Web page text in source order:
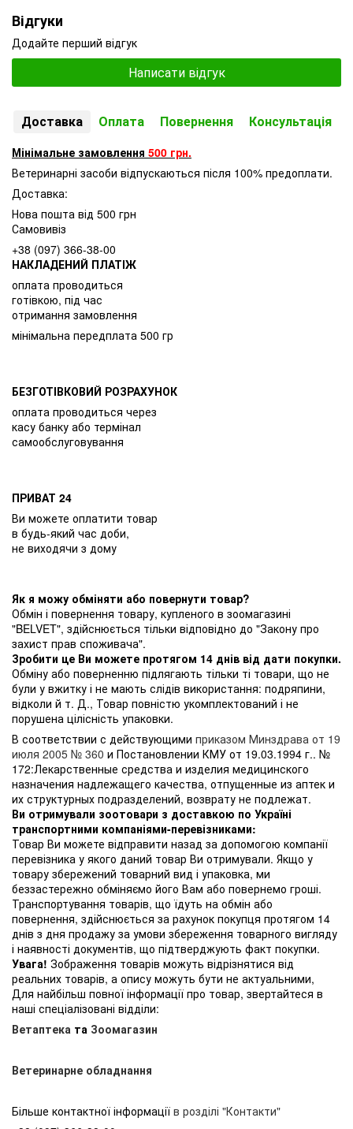
Відгуки
Додайте перший відгук
Написати відгук
Доставка Оплата Повернення Консультація
Мінімальне замовлення 500 грн.
Ветеринарні засоби відпускаються після 100% предоплати.
Доставка:
Нова пошта від 500 грн
Самовивіз
+38 (097) 366-38-00
НАКЛАДЕНИЙ ПЛАТІЖ
оплата проводиться
готівкою, під час
отримання замовлення
мінімальна передплата 500 гр
БЕЗГОТІВКОВИЙ РОЗРАХУНОК
оплата проводиться через
касу банку або термінал
самообслуговування
ПРИВАТ 24
Ви можете оплатити товар
в будь-який час доби,
не виходячи з дому
Як я можу обміняти або повернути товар?
Обмін і повернення товару, купленого в зоомагазині
"BELVET", здійснюється тільки відповідно до "Закону про
захист прав споживача".
Зробити це Ви можете протягом 14 днів від дати покупки.
Обміну або поверненню підлягають тільки ті товари, що не
були у вжитку і не мають слідів використання: подряпини,
відколи й т. Д., Товар повністю укомплектований і не
порушена цілісність упаковки.
В соответствии с действующими приказом Минздрава от 19
июля 2005 № 360 и Постановлении КМУ от 19.03.1994 г.. №
172:Лекарственные средства и изделия медицинского
назначения надлежащего качества, отпущенные из аптек и
их структурных подразделений, возврату не подлежат.
Ви отримували зоотовари з доставкою по Україні
транспортними компаніями-перевізниками:
Товар Ви можете відправити назад за допомогою компанії
перевізника у якого даний товар Ви отримували. Якщо у
товару збережений товарний вид і упаковка, ми
беззастережно обміняємо його Вам або повернемо гроші.
Транспортування товарів, що їдуть на обмін або
повернення, здійснюється за рахунок покупця протягом 14
днів з дня продажу за умови збереження товарного вигляду
і наявності документів, що підтверджують факт покупки.
Увага! Зображення товарів можуть відрізнятися від
реальних товарів, а опису можуть бути не актуальними,
Для найбільш повної інформації про товар, звертайтеся в
наші спеціалізовані відділи:
Ветаптека та Зоомагазин
Ветеринарне обладнання
Більше контактної інформації в розділі "Контакти"